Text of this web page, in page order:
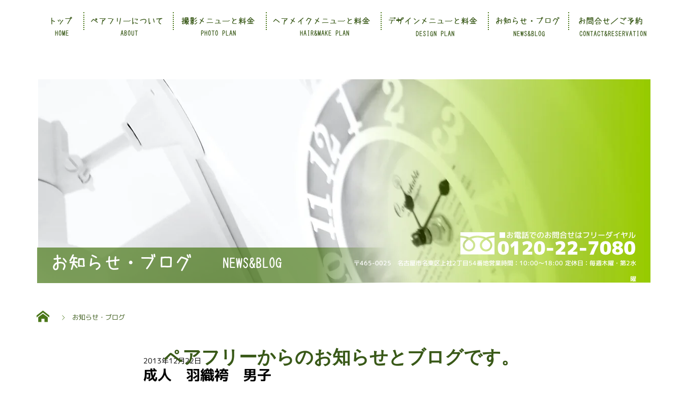
CONTACT&RESERVATION
HOME ABOUT PHOTO PLAN HAIR&MAKE PLAN DESIGN PLAN NEWS&BLOG
トップ ペアフリーについて 撮影メニューと料金 ヘアメイクメニューと料金 デザインメニューと料金 お知らせ・ブログ お問合せ／ご予約
〒465-0025 名古屋市名東区上社2丁目54番地営業時間：10:00～18:00 定休日：毎週木曜・第2水
曜
NEWS&BLOG
お知らせ・ブログ
お知らせ・ブログ
成人 羽織袴 男子
2013年12月22日
ペアフリーからのお知らせとブログです。